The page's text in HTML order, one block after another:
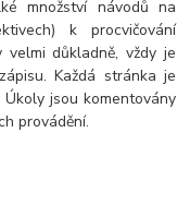
množství návodů na
k procvičování
velmi důkladně, vždy je
Každá stránka je
jsou komentovány
provádění.